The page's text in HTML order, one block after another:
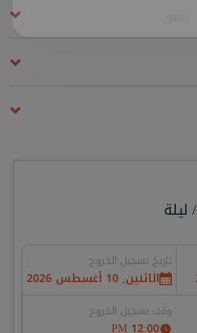
/ ليلة
تاريخ تسجيل الخروج
الاثنين, 10 أغسطس 2026
وقت تسجيل الخروج
12:00 PM